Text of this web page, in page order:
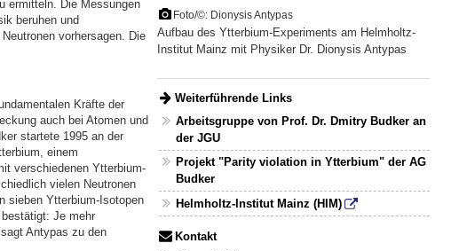
ermitteln. Die Messungen
beruhen und
vorhersagen. Die
Kräfte der
auch bei Atomen und
startete 1995 an der
einem
verschiedenen Ytterbium-
vielen Neutronen
sieben Ytterbium-Isotopen
Je mehr
Antypas zu den
Foto/©: Dionysis Antypas
Aufbau des Ytterbium-Experiments am Helmholtz-
Institut Mainz mit Physiker Dr. Dionysis Antypas
Weiterführende Links
Arbeitsgruppe von Prof. Dr. Dmitry Budker an
der JGU
Projekt "Parity violation in Ytterbium" der AG
Budker
Helmholtz-Institut Mainz (HIM)
Kontakt